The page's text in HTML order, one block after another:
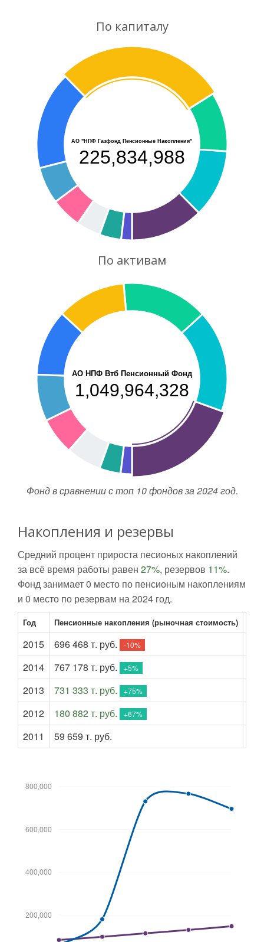
По капиталу
АО "НПФ Газфонд Пенсионные Накопления"
225,834,988
По активам
АО НПФ Втб Пенсионный Фонд
1,049,964,328
Фонд в сравнении с топ 10 фондов за 2024 год.
Накопления и резервы
Средний процент прироста песионых накоплений
за всё время работы равен 27%, резервов 11%.
Фонд занимает 0 место по пенсионым накоплениям
и 0 место по резервам на 2024 год.
Год Пенсионные накопления (рыночная стоимость)
2015 696 468 т. руб. -10%
2014
767 178 т. руб. +5%
2013
731 333 т. руб. +75%
2012
180 882 т. руб. +67%
2011
59 659 т. руб.
200,000
400,000
600,000
800,000